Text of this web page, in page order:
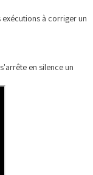
à corriger un
en silence un